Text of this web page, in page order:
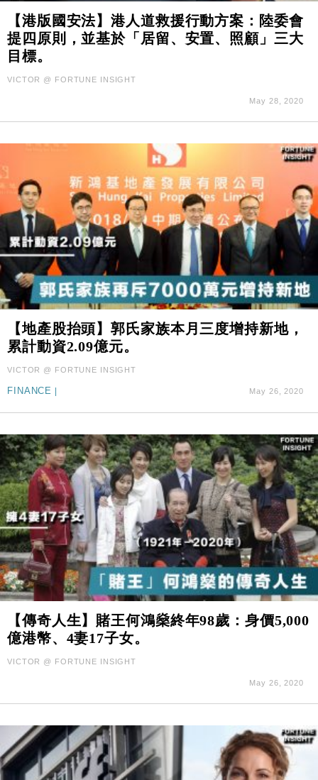
【港版國安法】港人道救援行動方案：陸委會
提四原則，並基於「居留、安置、照顧」三大
目標。
VICTOR @ FORTUNE INSIGHT
May 28, 2020
【地產股抬頭】郭氏家族本月三度增持新地，
累計動資2.09億元。
VICTOR @ FORTUNE INSIGHT
FINANCE May 26, 2020
【傳奇人生】賭王何鴻燊終年98歲：身價5,000
億港幣、4妻17子女。
VICTOR @ FORTUNE INSIGHT
May 26, 2020